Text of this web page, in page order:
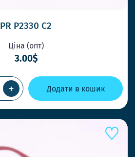
PR P2330 C2
Ціна (опт)
3.00$
+ Додати в кошик